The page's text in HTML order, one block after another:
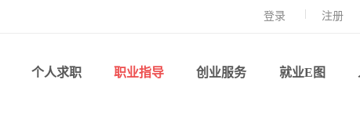
登录 注册
个人求职 职业指导 创业服务 就业E图